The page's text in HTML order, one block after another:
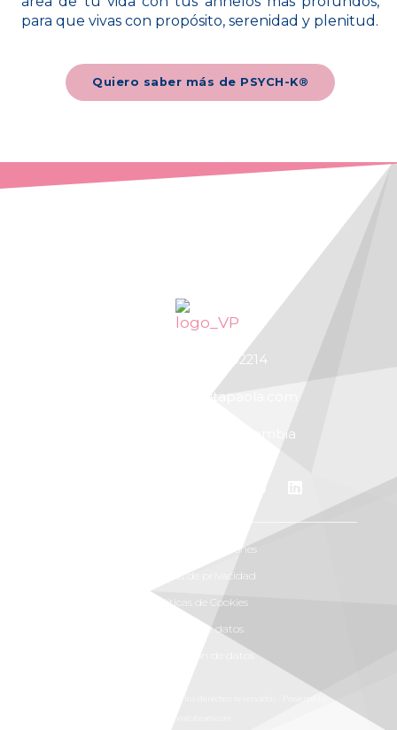
para que vivas con propósito, serenidad y plenitud.
Quiero saber más de PSYCH-K®
+57 300 7702214
vitapaola@vitapaola.com
Bucaramanga, Colombia
Términos y condiciones
Políticas de privacidad
Políticas de Cookies
Solicitud de datos
Rectificación de datos
Vita Paola S.A.S. 2026 © Todos los derechos reservados - Powered by